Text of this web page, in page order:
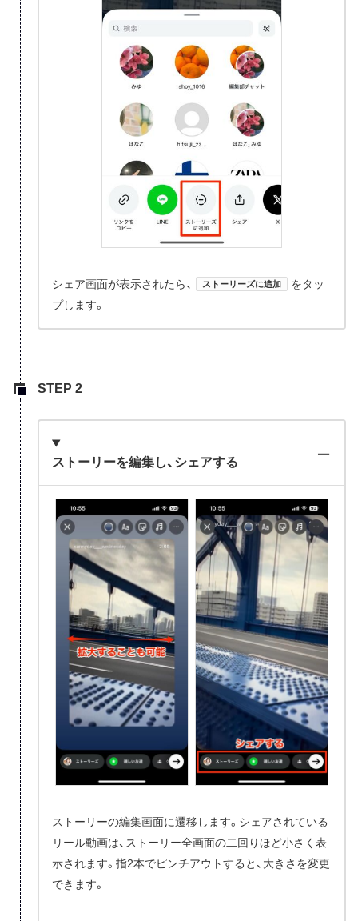
シェア画面が表示されたら、 ストーリーズに追加
をタッ
プします。
ストーリーを編集し、シェアする
ストーリーの編集画面に遷移します。シェアされている
リール動画は、ストーリー全画面の二回りほど小さく表
示されます。指2本でピンチアウトすると、大きさを変更
できます。